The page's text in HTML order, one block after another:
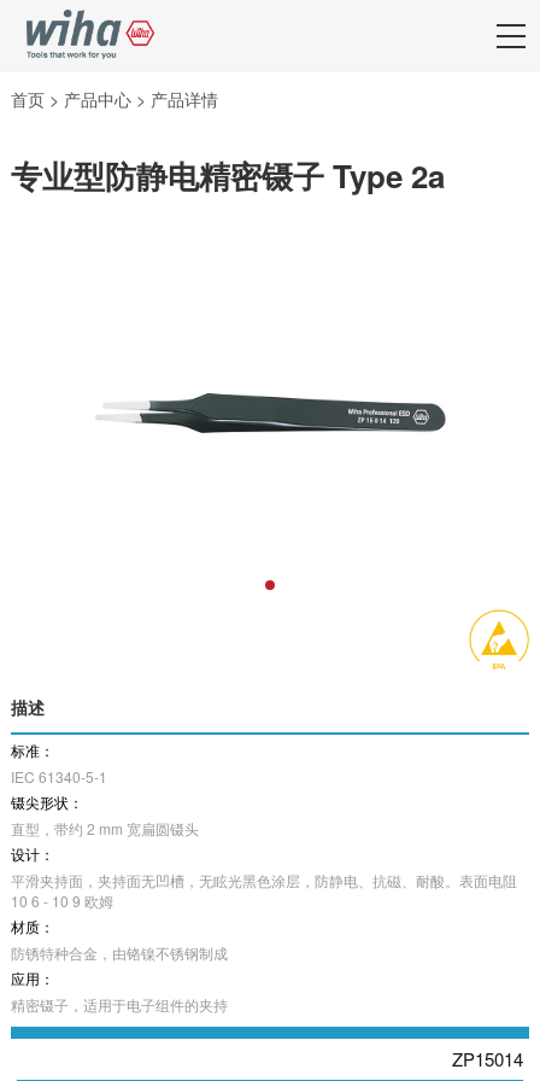
首页 > 产品中心 > 产品详情
专业型防静电精密镊子 Type 2a
描述
标准：
IEC 61340-5-1
镊尖形状：
直型，带约 2 mm 宽扁圆镊头
设计：
平滑夹持面，夹持面无凹槽，无眩光黑色涂层，防静电、抗磁、耐酸。表面电阻
10 6 - 10 9 欧姆
材质：
防锈特种合金，由铬镍不锈钢制成
应用：
精密镊子，适用于电子组件的夹持
ZP15014